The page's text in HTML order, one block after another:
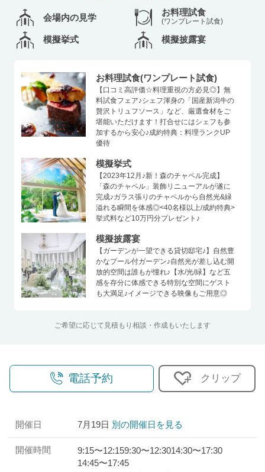
会場内の見学
お料理試食
(ワンプレート試食)
模擬挙式 模擬披露宴
お料理試食(ワンプレート試食)
【口コミ高評価☆料理重視の方必見◎】無
料試食フェア♪シェフ渾身の「国産新潟牛の
贅沢トリュフソース」など、厳選食材をご
堪能いただけます！打合せにはシェフも参
加するから安心♪成約特典：料理ランクUP
優待
模擬挙式
【2023年12月♪新！森のチャペル完成】
「森のチャペル」装飾リニューアルが遂に
完成♪ガラス張りのチャペルから自然光&緑
溢れる瞬間を体感◎<40名様以上/成約特典>
挙式料など10万円分プレゼント♪
模擬披露宴
【ガーデンが一望できる貸切邸宅♪】自然豊
かなプール付ガーデン♪自然光が差し込む開
放的空間は誰もが憧れ♪【水/光/緑】など五
感を存分に体感できる特別な空間にゲスト
も大満足♪イメージできる映像もご用意◎
ご希望に応じて見積もり相談・作成もいたします
電話予約 クリップ
開催日 7月19日 別の開催日を見る
開催時間 9:15〜12:159:30〜12:3014:30〜17:30
14:45〜17:45